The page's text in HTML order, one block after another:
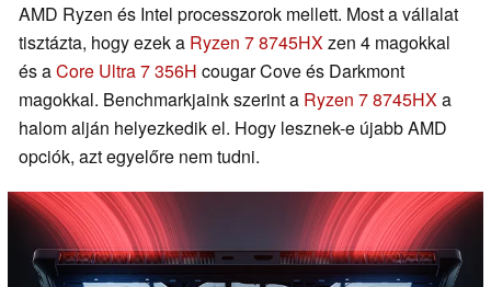
AMD Ryzen és Intel processzorok mellett. Most a vállalat
tisztázta, hogy ezek a Ryzen 7 8745HXzen 4 magokkal
és aCore Ultra 7 356H cougar Cove és Darkmont
magokkal. Benchmarkjaink szerint a Ryzen 7 8745HXa
halom alján helyezkedik el. Hogy lesznek-e újabb AMD
opciók, azt egyelőre nem tudni.